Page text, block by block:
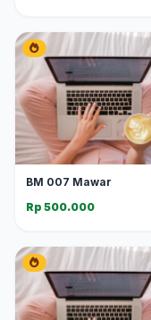
BM 007 Mawar
Rp 500.000